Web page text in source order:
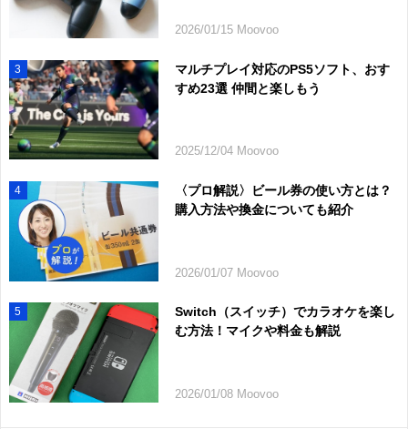
2026/01/15 Moovoo
3
マルチプレイ対応のPS5ソフト、おす
すめ23選 仲間と楽しもう
2025/12/04 Moovoo
4
〈プロ解説〉ビール券の使い方とは？
購入方法や換金についても紹介
2026/01/07 Moovoo
5
Switch（スイッチ）でカラオケを楽し
む方法！マイクや料金も解説
2026/01/08 Moovoo